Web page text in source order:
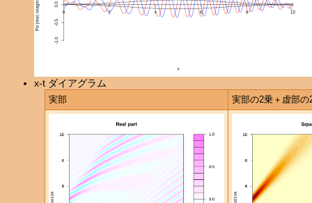
x-t ダイアグラム
実部 実部の2乗＋虚部の